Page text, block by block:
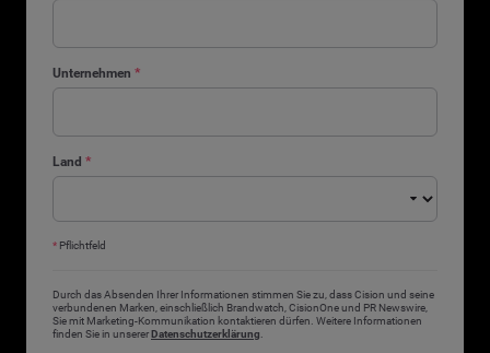
Unternehmen *
Land *
* Pflichtfeld
Durch das Absenden Ihrer Informationen stimmen Sie zu, dass Cision und seine
verbundenen Marken, einschließlich Brandwatch, CisionOne und PR Newswire,
Sie mit Marketing-Kommunikation kontaktieren dürfen. Weitere Informationen
finden Sie in unsererDatenschutzerklärung.